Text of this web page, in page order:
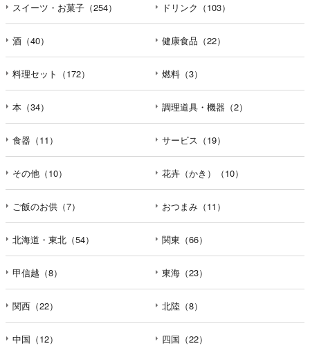
スイーツ・お菓子（254） ドリンク（103）
酒（40） 健康食品（22）
料理セット（172） 燃料（3）
本（34） 調理道具・機器（2）
食器（11） サービス（19）
その他（10） 花卉（かき）（10）
ご飯のお供（7） おつまみ（11）
北海道・東北（54） 関東（66）
甲信越（8） 東海（23）
関西（22） 北陸（8）
中国（12） 四国（22）